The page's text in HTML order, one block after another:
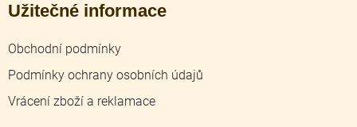
Užitečné informace
Obchodní podmínky
Podmínky ochrany osobních údajů
Vrácení zboží a reklamace